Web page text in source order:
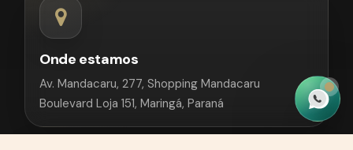
Onde estamos
Av. Mandacaru, 277, Shopping Mandacaru
Boulevard Loja 151, Maringá, Paraná